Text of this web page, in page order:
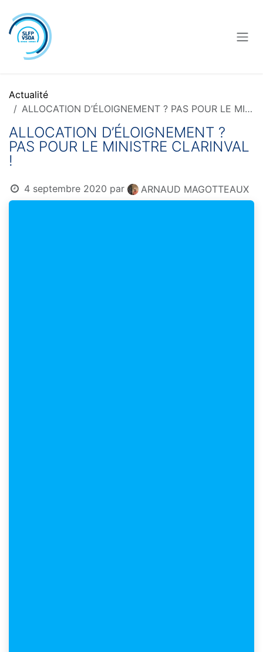
Actualité
ALLOCATION D’ÉLOIGNEMENT ? PAS POUR LE MINISTRE CLARINVAL !
ALLOCATION D’ÉLOIGNEMENT ?
PAS POUR LE MINISTRE CLARINVAL
!
4 septembre 2020 par ARNAUD MAGOTTEAUX